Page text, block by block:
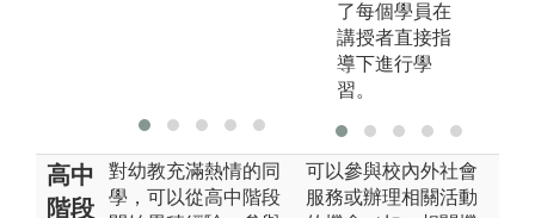
了每個學員在
講授者直接指
導下進行學
習。
高中
階段
對幼教充滿熱情的同
學，可以從高中階段
可以參與校內外社會
服務或辦理相關活動